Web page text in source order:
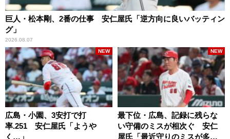
巨人・松本剛、2番の仕事 安仁屋氏「逆方向に良いバッティン
グ」
2026.08.07
広島・小園、3安打で打
率.251 安仁屋氏「ようや
く…」
NEW
最下位・広島、記録に残らな
い守備のミスが相次ぐ 安仁
屋氏「最近守りのミスが多
NEW